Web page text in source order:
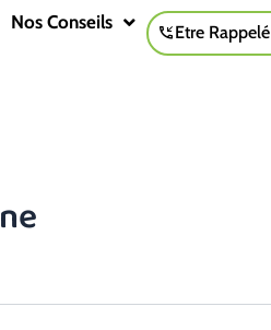
Nos Conseils Etre Rappelé